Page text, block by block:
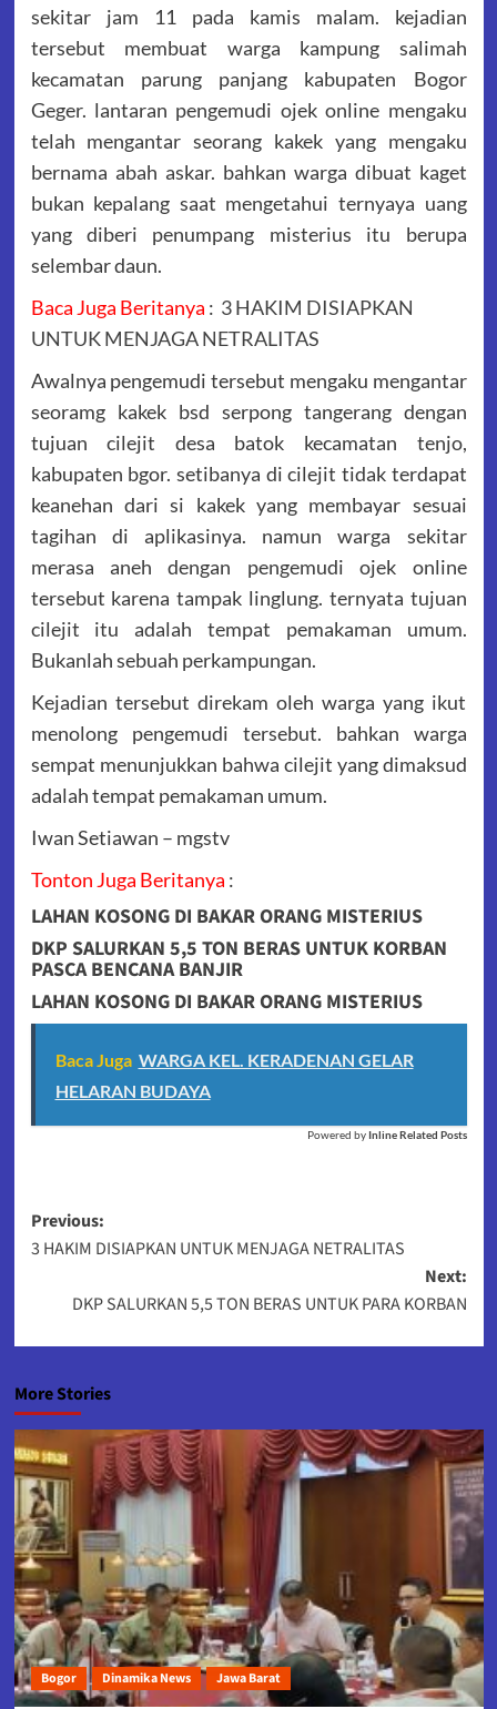
sekitar jam 11 pada kamis malam. kejadian
tersebut membuat warga kampung salimah
kecamatan parung panjang kabupaten Bogor
Geger. lantaran pengemudi ojek online mengaku
telah mengantar seorang kakek yang mengaku
bernama abah askar. bahkan warga dibuat kaget
bukan kepalang saat mengetahui ternyaya uang
yang diberi penumpang misterius itu berupa
selembar daun.
Baca Juga Beritanya : 3 HAKIM DISIAPKAN
UNTUK MENJAGA NETRALITAS
Awalnya pengemudi tersebut mengaku mengantar
seoramg kakek bsd serpong tangerang dengan
tujuan cilejit desa batok kecamatan tenjo,
kabupaten bgor. setibanya di cilejit tidak terdapat
keanehan dari si kakek yang membayar sesuai
tagihan di aplikasinya. namun warga sekitar
merasa aneh dengan pengemudi ojek online
tersebut karena tampak linglung. ternyata tujuan
cilejit itu adalah tempat pemakaman umum.
Bukanlah sebuah perkampungan.
Kejadian tersebut direkam oleh warga yang ikut
menolong pengemudi tersebut. bahkan warga
sempat menunjukkan bahwa cilejit yang dimaksud
adalah tempat pemakaman umum.
Iwan Setiawan – mgstv
Tonton Juga Beritanya :
LAHAN KOSONG DI BAKAR ORANG MISTERIUS
DKP SALURKAN 5,5 TON BERAS UNTUK KORBAN
PASCA BENCANA BANJIR
LAHAN KOSONG DI BAKAR ORANG MISTERIUS
Baca Juga WARGA KEL. KERADENAN GELAR
HELARAN BUDAYA
Powered by Inline Related Posts
Post
navigation
Previous:
3 HAKIM DISIAPKAN UNTUK MENJAGA NETRALITAS
Next:
DKP SALURKAN 5,5 TON BERAS UNTUK PARA KORBAN
More Stories
Bogor Dinamika News Jawa Barat